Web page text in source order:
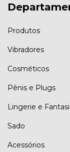
Produtos
Vibradores
Cosméticos
Pênis e Plugs
Lingerie e
Sado
Acessórios